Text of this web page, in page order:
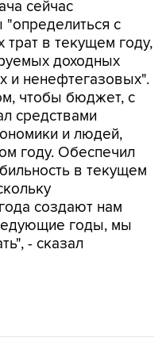
в текущем году,
доходных
и ненефтегазовых".
чтобы бюджет, с
средствами
и людей,
году. Обеспечил
в текущем
создают нам
годы, мы
- сказал